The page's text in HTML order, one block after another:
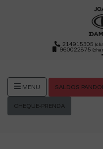
214915305
960022875
MENU SALDOS
CHEQUE-PRENDA